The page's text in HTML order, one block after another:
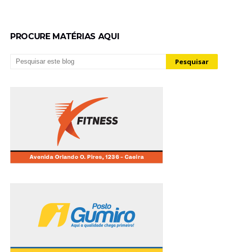
PROCURE MATÉRIAS AQUI